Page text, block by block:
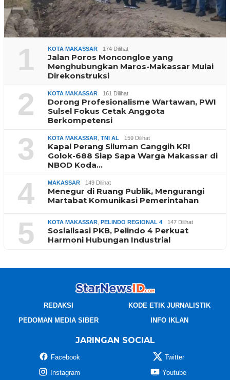
1 KOTA MAKASSAR 174 Dilihat
Jalan Poros Moncongloe yang
Menghubungkan Maros-Makassar Mulai
Direkonstruksi
2 KOTA MAKASSAR 161 Dilihat
Dorong Profesionalisme Wartawan, PWI
Sulsel Fokus Cetak Anggota
Berkompetensi
3 KOTA MAKASSAR TNI AL 159 Dilihat
Kapal Perang Siluman Canggih KRI
Golok-688 Siap Sapa Warga Makassar di
NBOD Koda…
4 MAKASSAR 149 Dilihat
Menegur di Ruang Publik, Mengurangi
Martabat Komunikasi Pemerintahan
5 KOTA MAKASSAR PELINDO REGIONAL 4 147 Dilihat
Sosialisasi PKB, Pelindo 4 Perkuat
Harmoni Hubungan Industrial
REDAKSI
KODE ETIK JURNALISTIK
PEDOMAN MEDIA SIBER
INFO IKLAN
JARINGAN SOCIAL
Facebook
Twitter
Instagram
Youtube